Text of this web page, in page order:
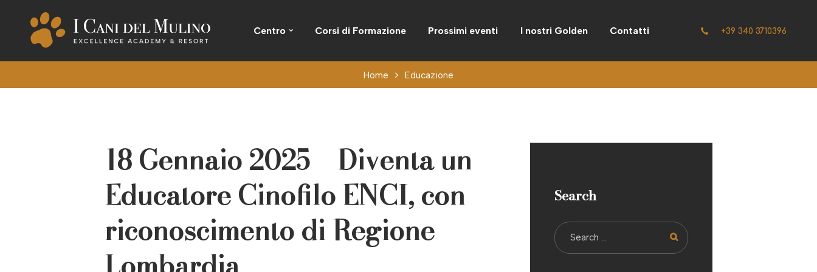
Centro Corsi di Formazione Prossimi eventi I nostri Golden Contatti +39 340 3710396
Home Educazione
18 Gennaio 2025 – Diventa un
Educatore Cinofilo ENCI, con
riconoscimento di Regione
Search